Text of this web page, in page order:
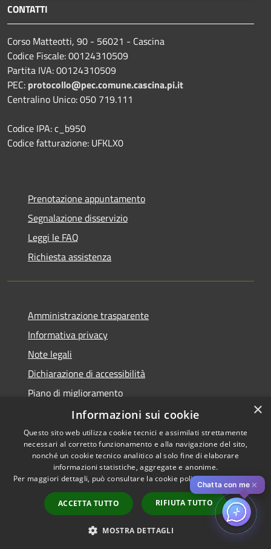
CONTATTI
Corso Matteotti, 90 - 56021 - Cascina
Codice Fiscale: 00124310509
Partita IVA: 00124310509
PEC: protocollo@pec.comune.cascina.pi.it
Centralino Unico: 050 719.111
Codice IPA: c_b950
Codice fatturazione: UFKLX0
Prenotazione appuntamento
Segnalazione disservizio
Leggi le FAQ
Richiesta assistenza
Amministrazione trasparente
Informativa privacy
Note legali
Dichiarazione di accessibilità
Piano di miglioramento
Accessibilità
Privacy
Mappa del sito
Obiettivi di accessibilità
Copyright © 2026 • Comune di
Cascina • Powered by
Municipium•Accesso
redazione
Chatta con me ✕
×
Informazioni sui cookie
Questo sito web utilizza cookie tecnici e assimilati strettamente
necessari al corretto funzionamento e alla navigazione del sito,
nonché un cookie tecnico analitico al solo fine di elaborare
informazioni statistiche, aggregate e anonime.
Per maggiori dettagli, può consultare la cookie policy al seguentelink
ACCETTA TUTTO RIFIUTA TUTTO
MOSTRA DETTAGLI